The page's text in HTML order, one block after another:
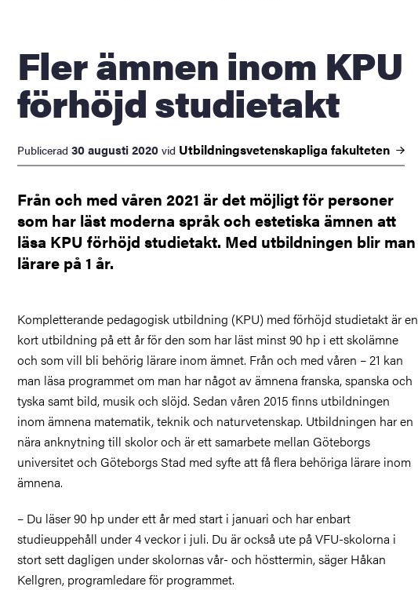
Fler ämnen inom KPU
förhöjd studietakt
Publicerad 30 augusti 2020 vid Utbildningsvetenskapliga fakulteten
Från och med våren 2021 är det möjligt för personer
som har läst moderna språk och estetiska ämnen att
läsa KPU förhöjd studietakt. Med utbildningen blir man
lärare på 1 år.
Kompletterande pedagogisk utbildning (KPU) med förhöjd studietakt är en
kort utbildning på ett år för den som har läst minst 90 hp i ett skolämne
och som vill bli behörig lärare inom ämnet. Från och med våren – 21 kan
man läsa programmet om man har något av ämnena franska, spanska och
tyska samt bild, musik och slöjd. Sedan våren 2015 finns utbildningen
inom ämnena matematik, teknik och naturvetenskap. Utbildningen har en
nära anknytning till skolor och är ett samarbete mellan Göteborgs
universitet och Göteborgs Stad med syfte att få flera behöriga lärare inom
ämnena.
– Du läser 90 hp under ett år med start i januari och har enbart
studieuppehåll under 4 veckor i juli. Du är också ute på VFU-skolorna i
stort sett dagligen under skolornas vår- och hösttermin, säger Håkan
Kellgren, programledare för programmet.